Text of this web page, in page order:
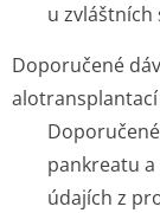
u zvláštních
Doporučené
alotransplantací
pankreatu
údajích z